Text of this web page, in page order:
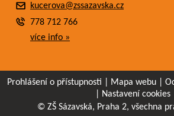
kucerova@zssazavska.cz
778 712 766
více info »
Prohlášení o přístupnosti Mapa webu
Nastavení cookies
© ZŠ Sázavská, Praha 2, všechna